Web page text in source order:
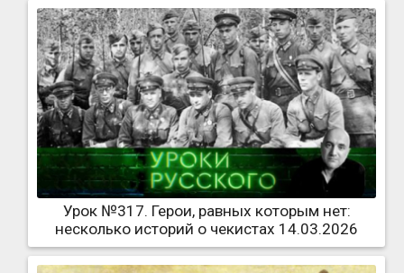
Урок №317. Герои, равных которым нет:
несколько историй о чекистах 14.03.2026